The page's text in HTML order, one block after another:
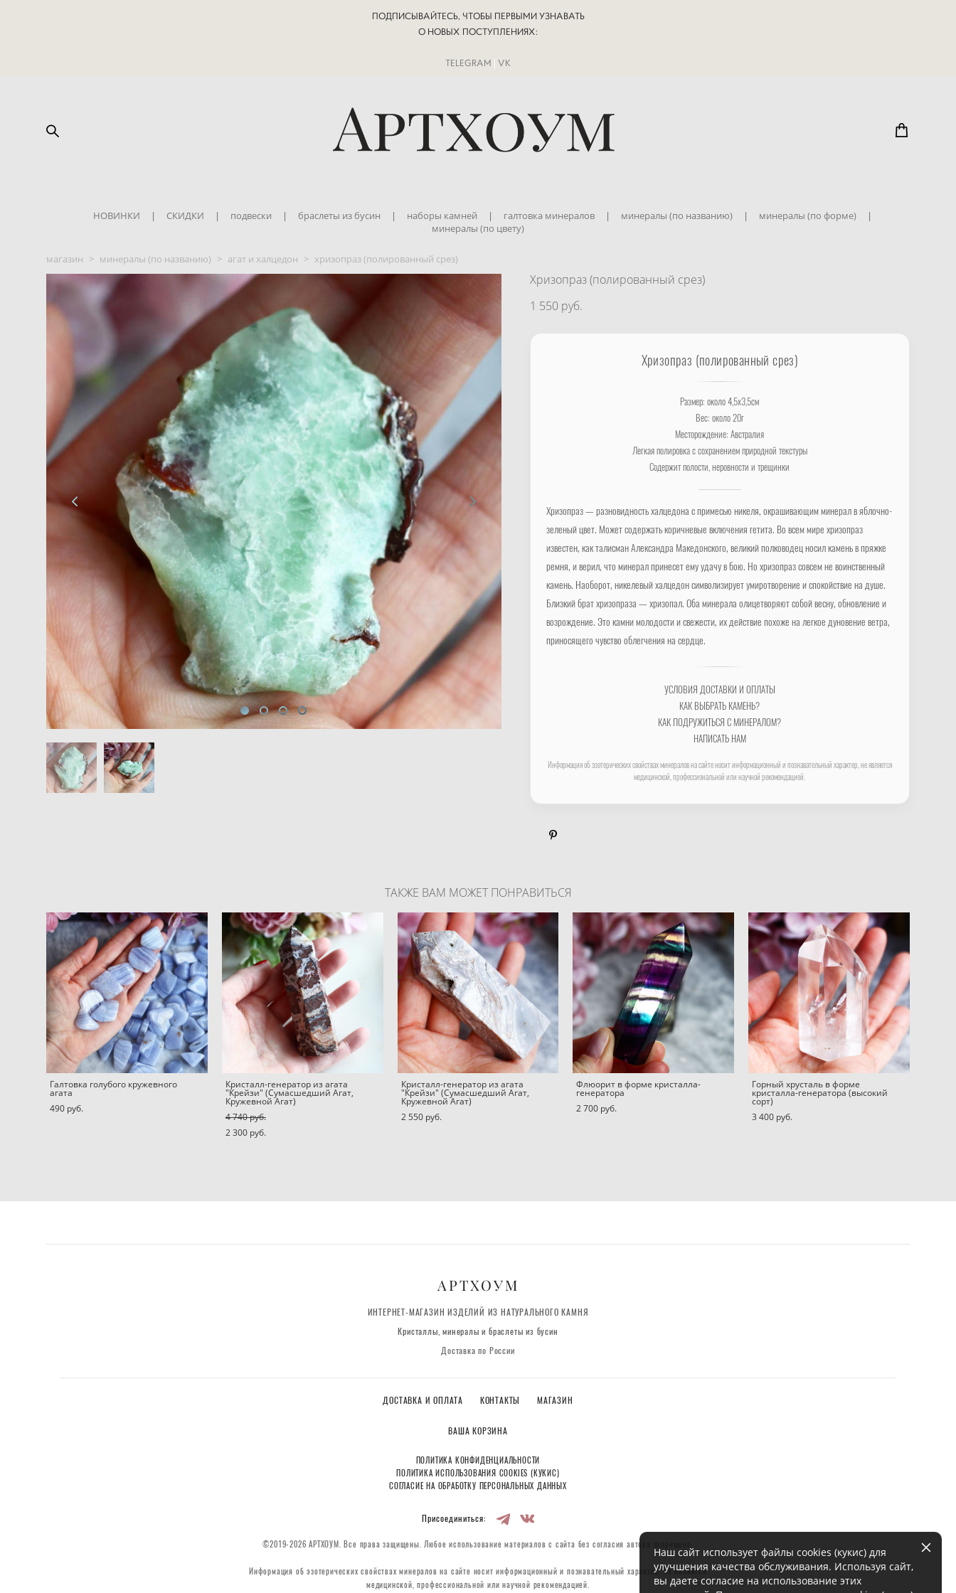
ПОДПИСЫВАЙТЕСЬ, ЧТОБЫ ПЕРВЫМИ УЗНАВАТЬ
О НОВЫХ ПОСТУПЛЕНИЯХ:
TELEGRAM | VK
НОВИНКИ | СКИДКИ | подвески | браслеты из бусин | наборы камней | галтовка минералов | минералы (по названию) | минералы (по форме)
|
минералы (по цвету)
магазин > минералы (по названию) > агат и халцедон > хризопраз (полированный срез)
Хризопраз (полированный срез)
1 550 pуб.
Хризопраз (полированный срез)
Размер: около 4,5х3,5см
Вес: около 20г
Месторождение: Австралия
Легкая полировка с сохранением природной текстуры
Содержит полости, неровности и трещинки
Хризопраз — разновидность халцедона с примесью никеля, окрашивающим минерал в яблочно-
зеленый цвет. Может содержать коричневые включения гетита. Во всем мире хризопраз
известен, как талисман Александра Македонского, великий полководец носил камень в пряжке
ремня, и верил, что минерал принесет ему удачу в бою. Но хризопраз совсем не воинственный
камень. Наоборот, никелевый халцедон символизирует умиротворение и спокойствие на душе.
Близкий брат хризопраза — хризопал. Оба минерала олицетворяют собой весну, обновление и
возрождение. Это камни молодости и свежести, их действие похоже на легкое дуновение ветра,
приносящего чувство облегчения на сердце.
УСЛОВИЯ ДОСТАВКИ И ОПЛАТЫ
КАК ВЫБРАТЬ КАМЕНЬ?
КАК ПОДРУЖИТЬСЯ С МИНЕРАЛОМ?
НАПИСАТЬ НАМ
Информация об эзотерических свойствах минералов на сайте носит информационный и познавательный характер, не является
медицинской, профессиональной или научной рекомендацией.
ТАКЖЕ ВАМ МОЖЕТ ПОНРАВИТЬСЯ
Галтовка голубого кружевного
агата
490 pуб.
Кристалл-генератор из агата
"Крейзи" (Сумасшедший Агат,
Кружевной Агат)
4 740 pуб.
2 300 pуб.
Кристалл-генератор из агата
"Крейзи" (Сумасшедший Агат,
Кружевной Агат)
2 550 pуб.
Флюорит в форме кристалла-
генератора
2 700 pуб.
Горный хрусталь в форме
кристалла-генератора (высокий
сорт)
3 400 pуб.
АРТХОУМ
ИНТЕРНЕТ-МАГАЗИН ИЗДЕЛИЙ ИЗ НАТУРАЛЬНОГО КАМНЯ
Кристаллы, минералы и браслеты из бусин
Доставка по России
ДОСТАВКА И ОПЛАТА КОНТАКТЫ МАГАЗИН
ВАША КОРЗИНА
ПОЛИТИКА КОНФИДЕНЦИАЛЬНОСТИ
ПОЛИТИКА ИСПОЛЬЗОВАНИЯ COOKIES (КУКИС)
СОГЛАСИЕ НА ОБРАБОТКУ ПЕРСОНАЛЬНЫХ ДАННЫХ
Присоединиться:
©2019-2026 АРТХОУМ. Все права защищены. Любое использование материалов с сайта без согласия автора запрещено.
Информация об эзотерических свойствах минералов на сайте носит информационный и познавательный характер, не является
медицинской, профессиональной или научной рекомендацией.
Наш сайт использует файлы cookies (кукис) для
улучшения качества обслуживания. Используя сайт,
вы даете согласие на использование этих